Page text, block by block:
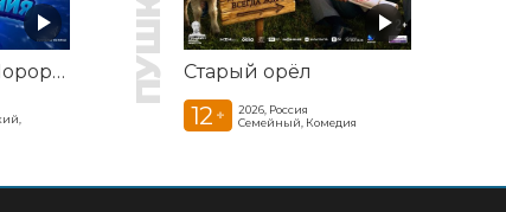
Пингвинёнок Пороро: Подводные приключения Старый орёл
12 +
2026, Россия
Семейный, Комедия